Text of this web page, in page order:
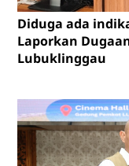
Diduga ada
Laporkan
Lubuklinggau